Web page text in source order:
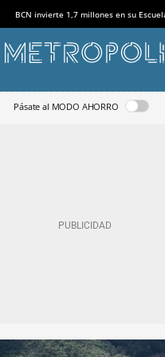
BCN invierte 1,7 millones en su
Pásate al MODO AHORRO